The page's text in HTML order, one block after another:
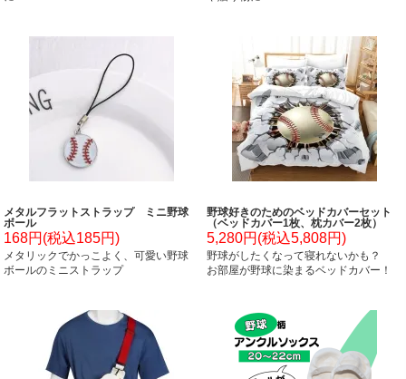
メタルフラットストラップ ミニ野球
ボール
168円(税込185円)
メタリックでかっこよく、可愛い野球
ボールのミニストラップ
野球好きのためのベッドカバーセット
（ベッドカバー1枚、枕カバー2枚）
5,280円(税込5,808円)
野球がしたくなって寝れないかも？
お部屋が野球に染まるベッドカバー！